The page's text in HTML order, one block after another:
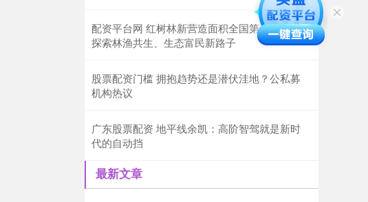
配资平台网 红树林新营造面积全国第一！广东
探索林渔共生、生态富民新路子
股票配资门槛 拥抱趋势还是潜伏洼地？公私募
机构热议
广东股票配资 地平线余凯：高阶智驾就是新时
代的自动挡
最新文章